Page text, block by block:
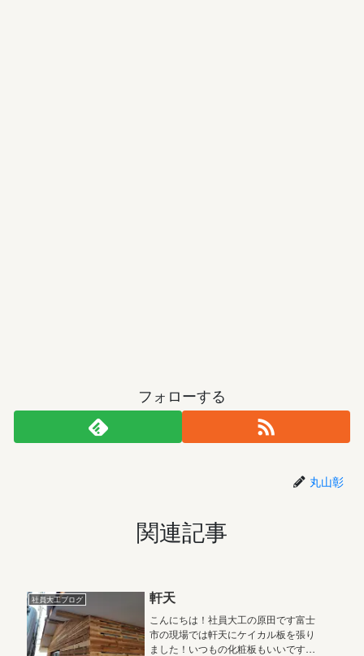
フォローする
丸山彰
関連記事
社員大工ブログ 軒天
こんにちは！社員大工の原田です富士
市の現場では軒天にケイカル板を張り
ました！いつもの化粧板もいいですが